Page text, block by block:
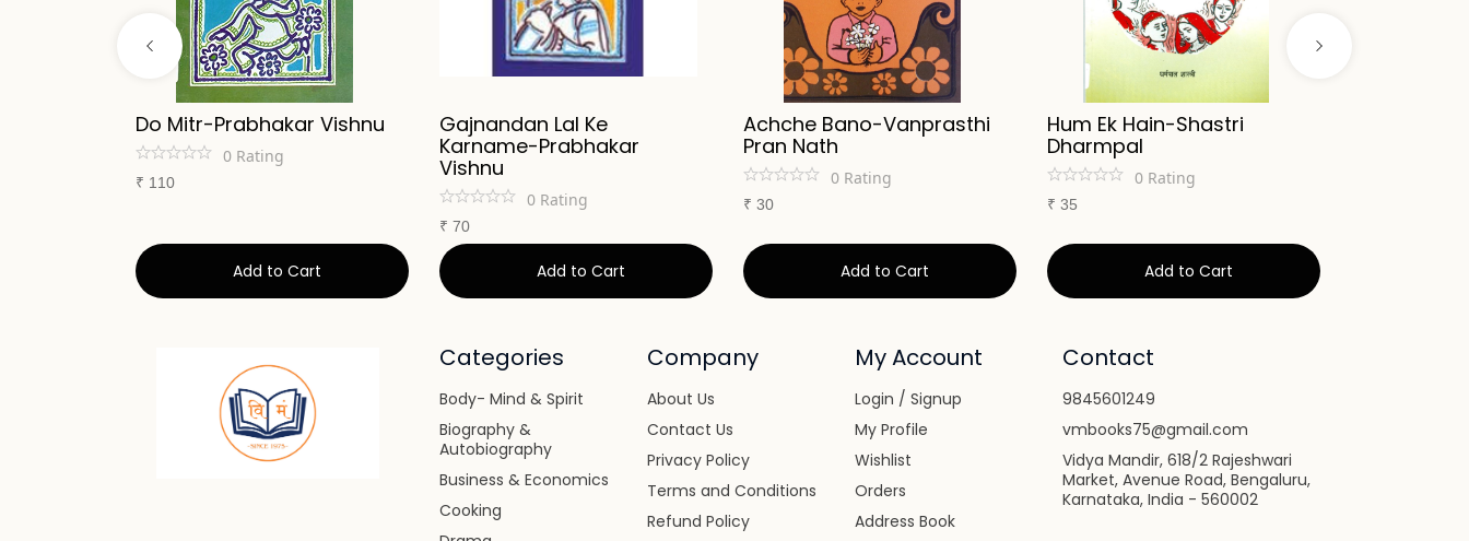
Do Mitr-Prabhakar Vishnu
0 Rating
₹ 110
Add to Cart
Gajnandan Lal Ke
Karname-Prabhakar
Vishnu
0 Rating
₹ 70
Add to Cart
Achche Bano-Vanprasthi
Pran Nath
0 Rating
₹ 30
Add to Cart
Hum Ek Hain-Shastri
Dharmpal
0 Rating
₹ 35
Add to Cart
Categories
Body- Mind & Spirit
Biography &
Autobiography
Business & Economics
Cooking
Company
About Us
Contact Us
Privacy Policy
Terms and Conditions
Refund Policy
My Account
Login / Signup
My Profile
Wishlist
Orders
Address Book
Contact
9845601249
vmbooks75@gmail.com
Vidya Mandir, 618/2 Rajeshwari
Market, Avenue Road, Bengaluru,
Karnataka, India - 560002